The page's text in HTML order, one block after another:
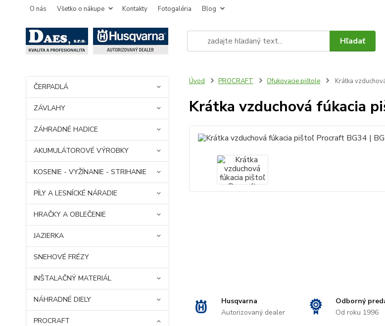
O nás Všetko o nákupe Kontakty Fotogaléria Blog
Hľadať
ČERPADLÁ
ZÁVLAHY
ZÁHRADNÉ HADICE
AKUMULÁTOROVÉ VÝROBKY
KOSENIE - VYŽÍNANIE - STRIHANIE
PÍLY A LESNÍCKÉ NÁRADIE
HRAČKY A OBLEČENIE
JAZIERKA
SNEHOVÉ FRÉZY
INŠTALAČNÝ MATERIÁL
NÁHRADNÉ DIELY
PROCRAFT
Úvod PROCRAFT Ofukovacie pištole Krátka
Krátka vzduchová fúkacia
Husqvarna
Autorizovaný dealer
Odborný
Od roku 1996